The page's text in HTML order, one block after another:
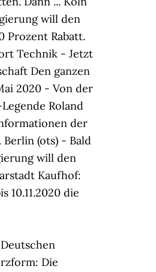
will den
Prozent Rabatt.
Technik - Jetzt
Den ganzen
2020 - Von der
Roland
der
(ots) - Bald
will den
Kaufhof:
10.11.2020 die
Die